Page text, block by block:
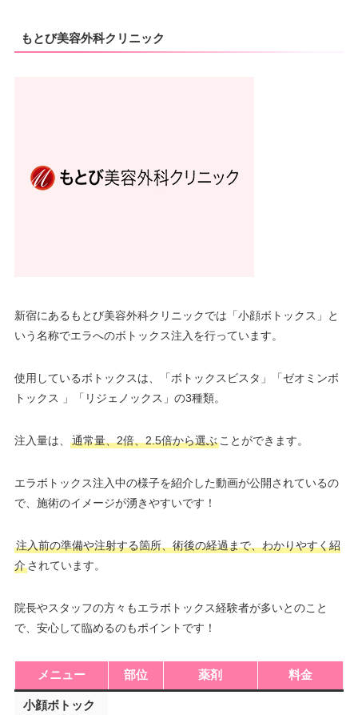
もとび美容外科クリニック
新宿にあるもとび美容外科クリニックでは「小顔ボトックス」と
いう名称でエラへのボトックス注入を行っています。
使用しているボトックスは、「ボトックスビスタ」「ゼオミンボ
トックス 」「リジェノックス」の3種類。
注入量は、 通常量、2倍、2.5倍から選ぶことができます。
エラボトックス注入中の様子を紹介した動画が公開されているの
で、施術のイメージが湧きやすいです！
注入前の準備や注射する箇所、術後の経過まで、わかりやすく紹
介されています。
院長やスタッフの方々もエラボトックス経験者が多いとのこと
で、安心して臨めるのもポイントです！
メニュー 部位 薬剤 料金
小顔ボトック